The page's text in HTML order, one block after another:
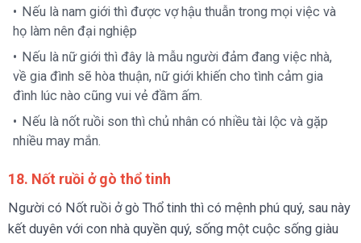
Nếu là nam giới thì được vợ hậu thuẫn trong mọi việc và
họ làm nên đại nghiệp
Nếu là nữ giới thì đây là mẫu người đảm đang việc nhà,
về gia đình sẽ hòa thuận, nữ giới khiến cho tình cảm gia
đình lúc nào cũng vui vẻ đầm ấm.
Nếu là nốt ruồi son thì chủ nhân có nhiều tài lộc và gặp
nhiều may mắn.
18. Nốt ruồi ở gò thổ tinh
Người có Nốt ruồi ở gò Thổ tinh thì có mệnh phú quý, sau này
kết duyên với con nhà quyền quý, sống một cuộc sống giàu